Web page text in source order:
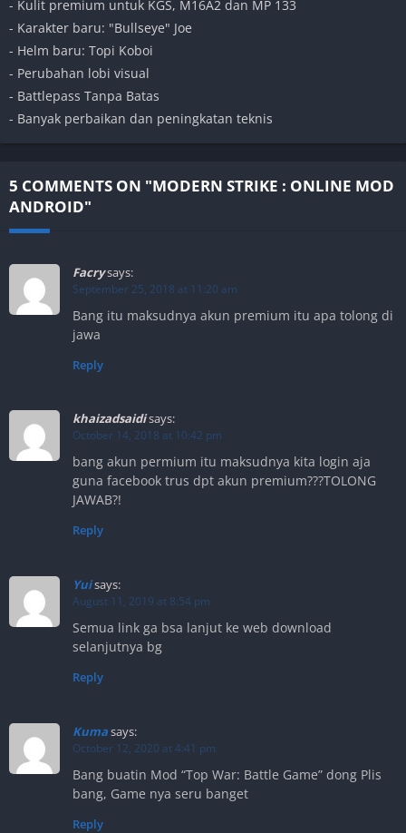
- Kulit premium untuk KGS, M16A2 dan MP 133
- Karakter baru: "Bullseye" Joe
- Helm baru: Topi Koboi
- Perubahan lobi visual
- Battlepass Tanpa Batas
- Banyak perbaikan dan peningkatan teknis
5 COMMENTS ON "MODERN STRIKE : ONLINE MOD
ANDROID"
Facrysays:
September 25, 2018 at 11:20 am
Bang itu maksudnya akun premium itu apa tolong di
jawa
Reply
khaizadsaidisays:
October 14, 2018 at 10:42 pm
bang akun permium itu maksudnya kita login aja
guna facebook trus dpt akun premium???TOLONG
JAWAB?!
Reply
Yuisays:
August 11, 2019 at 8:54 pm
Semua link ga bsa lanjut ke web download
selanjutnya bg
Reply
Kumasays:
October 12, 2020 at 4:41 pm
Bang buatin Mod “Top War: Battle Game” dong Plis
bang, Game nya seru banget
Reply